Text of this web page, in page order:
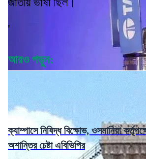
'
আরও পড়ুন:
ক্যাম্পাসে নিষিদ্ধ বিক্ষোভ, ওসমানিয়া
অশান্তির চেষ্টা এবিভিপির